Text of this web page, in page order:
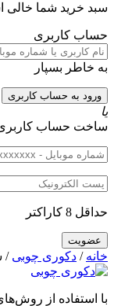
سبد خرید شما خالی
حساب کاربری
به خاطر بسپار
یا
ساخت حساب
حداقل 8 کاراکتر
خانه / دکوری چوبی /
با استفاده از